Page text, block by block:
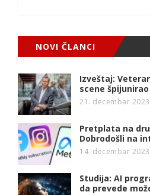
NOVI ČLANCI
Izveštaj:
scene
21. decembar
Pretplata na
Dobrodošli na
14. decembar
Studija: AI
da prevede